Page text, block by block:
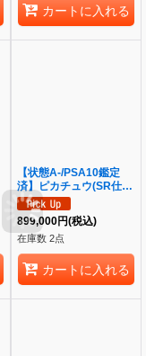
カートに入れる
【状態A-/PSA10鑑定
済】ピカチュウ(SR仕
様)《P》{400/SM-P}[そ
の他]
899,000円(税込)
在庫数 2点
カートに入れる